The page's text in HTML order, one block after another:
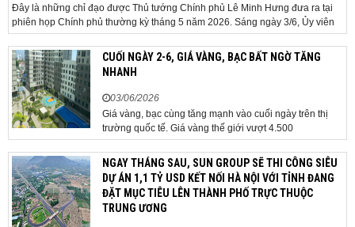
Đây là những chỉ đạo được Thủ tướng Chính phủ Lê Minh Hưng đưa ra tại
phiên họp Chính phủ thường kỳ tháng 5 năm 2026. Sáng ngày 3/6, Ủy viên
Bộ Chính trị, Bí thư Đảng ủy Chính phủ, Thủ tướng Chính phủ Lê Minh Hưng
đã chủ trì phiên họp Chính phủ thường...CUỐI NGÀY 2-6, GIÁ VÀNG, BẠC BẤT NGỜ TĂNG
NHANH
03/06/2026
Giá vàng, bạc cùng tăng mạnh vào cuối ngày trên thị
trường quốc tế. Giá vàng thế giới vượt 4.500
USD/ounce. Cuối ngày 2-6, giá vàng hôm nay trên thị
trường quốc tế được giao dịch ở mức 4.520
USD/ounce, tăng khoảng 35 USD/ounce so với buổi
sáng. Trong phiên, có thời điểm giá vàng...
NGAY THÁNG SAU, SUN GROUP SẼ THI CÔNG SIÊU
DỰ ÁN 1,1 TỶ USD KẾT NỐI HÀ NỘI VỚI TỈNH ĐANG
ĐẶT MỤC TIÊU LÊN THÀNH PHỐ TRỰC THUỘC
TRUNG ƯƠNG